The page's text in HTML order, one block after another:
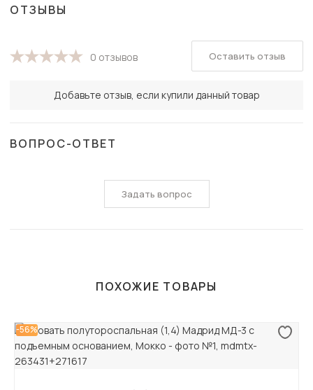
ОТЗЫВЫ
0 отзывов
Добавьте отзыв, если купили данный товар
Оставить отзыв
ВОПРОС-ОТВЕТ
Задать вопрос
ПОХОЖИЕ ТОВАРЫ
-56%